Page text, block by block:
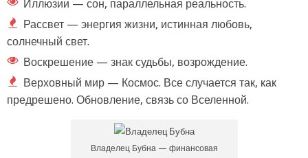
Иллюзии — сон, параллельная реальность.
Рассвет — энергия жизни, истинная любовь,
солнечный свет.
Воскрешение — знак судьбы, возрождение.
Верховный мир — Космос. Все случается так, как
предрешено. Обновление, связь со Вселенной.
Владелец Бубна — финансовая